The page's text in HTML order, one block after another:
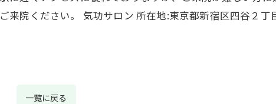
院ください。 気功サロン 所在地:東京都新宿区四谷２丁
一覧に戻る